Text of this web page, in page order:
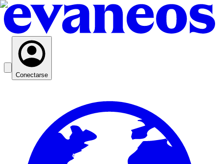
Conectarse